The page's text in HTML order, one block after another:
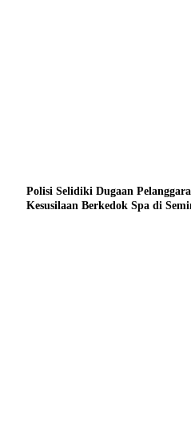
Polisi Selidiki Dugaan
Kesusilaan Berkedok Spa di